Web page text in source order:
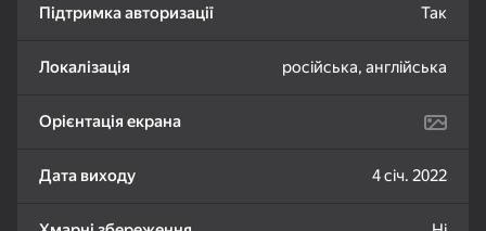
Болты и гайки:
сортировка
Разбери Кубик
Підтримка авторизації Так
Локалізація російська, англійська
Орієнтація екрана
Дата виходу 4 січ. 2022